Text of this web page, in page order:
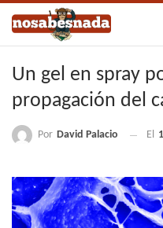
Un gel en spray
propagación del
Por David Palacio El